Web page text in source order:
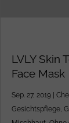
LVLY Skin
Face Mask
Sep. 27, 2019 |
Gesichtspflege